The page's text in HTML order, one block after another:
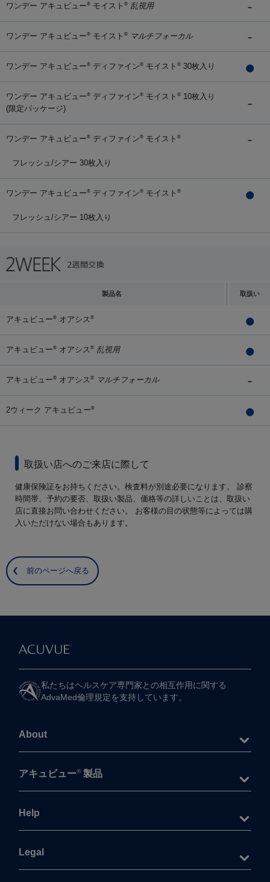
ワンデー アキュビュー® モイスト ® 乱視用
ワンデー アキュビュー® モイスト ® マルチフォーカル
ワンデー アキュビュー® ディファイン® モイスト ® 30枚入り
ワンデー アキュビュー® ディファイン® モイスト ® 10枚入り
(限定パッケージ)
ワンデー アキュビュー® ディファイン® モイスト ®
フレッシュ/シアー 30枚入り
ワンデー アキュビュー® ディファイン® モイスト ®
フレッシュ/シアー 10枚入り
製品名 取扱い
アキュビュー® オアシス ®
アキュビュー® オアシス ® 乱視用
アキュビュー® オアシス ® マルチフォーカル
2ウィーク アキュビュー®
取扱い店へのご来店に際して
健康保険証をお持ちください。検査料が別途必要になります。 診察
時間帯、予約の要否、取扱い製品、価格等の詳しいことは、取扱い
店に直接お問い合わせください。 お客様の目の状態等によっては購
入いただけない場合もあります。
前のページへ戻る
私たちは​ヘルスケア専門家との​相互作用に​関する​
AdvaMed倫理規定を​支持しています。
About
アキュビュー® 製品
Help
Legal